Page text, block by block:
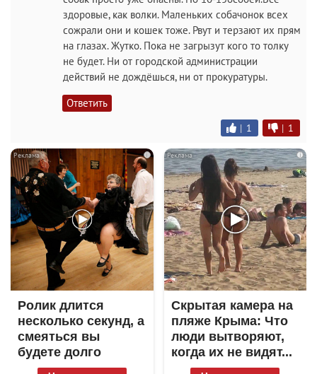
здоровые, как волки. Маленьких собачонок всех
сожрали они и кошек тоже. Рвут и терзают их прям
на глазах. Жутко. Пока не загрызут кого то толку
не будет. Ни от городской администрации
действий не дождёшься, ни от прокуратуры.
Ответить
| 1 | 1
i
Ролик длится
несколько секунд, а
смеяться вы
будете долго
i
Скрытая камера на
пляже Крыма: Что
люди вытворяют,
когда их не видят...